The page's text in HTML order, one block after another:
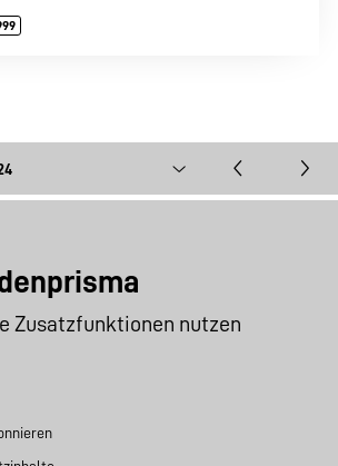
Zusatzfunktionen nutzen